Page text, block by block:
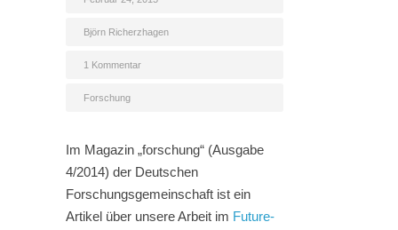
Björn Richerzhagen
1 Kommentar
Forschung
Im Magazin „forschung“ (Ausgabe
4/2014) der Deutschen
Forschungsgemeinschaft ist ein
Artikel über unsere Arbeit im Future-